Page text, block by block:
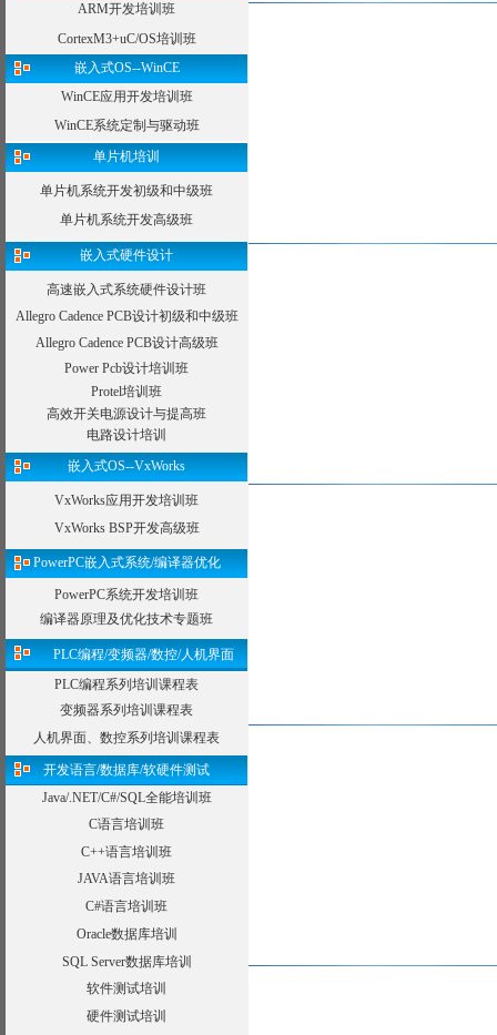
ARM开发培训班
CortexM3+uC/OS培训班
嵌入式OS--WinCE
WinCE应用开发培训班
WinCE系统定制与驱动班
单片机培训
单片机系统开发初级和中级班
单片机系统开发高级班
嵌入式硬件设计
高速嵌入式系统硬件设计班
Allegro Cadence PCB设计初级和中级班
Allegro Cadence PCB设计高级班
Power Pcb设计培训班
Protel培训班
高效开关电源设计与提高班
电路设计培训
嵌入式OS--VxWorks
VxWorks应用开发培训班
VxWorks BSP开发高级班
PowerPC嵌入式系统/编译器优化
PowerPC系统开发培训班
编译器原理及优化技术专题班
PLC编程/变频器/数控/人机界面
PLC编程系列培训课程表
变频器系列培训课程表
人机界面、数控系列培训课程表
开发语言/数据库/软硬件测试
Java/.NET/C#/SQL全能培训班
C语言培训班
C++语言培训班
JAVA语言培训班
C#语言培训班
Oracle数据库培训
SQL Server数据库培训
软件测试培训
硬件测试培训